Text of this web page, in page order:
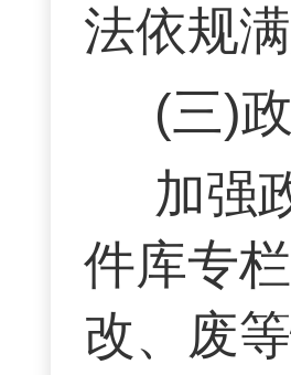
法依规
(三)
加强
件库专
改、废